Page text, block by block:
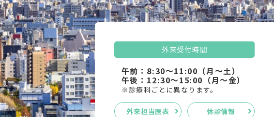
外来受付時間
午前：8:30～11:00（月～土）
午後：12:30～15:00（月～金）
※診療科ごとに異なります。
外来担当医表 休診情報